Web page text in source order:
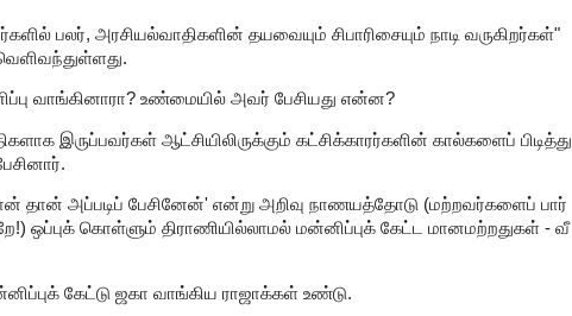
பலர், அரசியல்வாதிகளின் தயவையும் சிபாரிசையும் நாடி வருகிறர்கள்"
வாங்கினாரா? உண்மையில் அவர் பேசியது என்ன?
இருப்பவர்கள் ஆட்சியிலிருக்கும் கட்சிக்காரர்களின் கால்களைப் பிடித்து
தான் அப்படிப் பேசினேன்' என்று அறிவு நாணயத்தோடு (மற்றவர்களைப் பார்
ஒப்புக் கொள்ளும் திராணியில்லாமல் மன்னிப்புக் கேட்ட மானமற்றதுகள் - வீ
கேட்டு ஜகா வாங்கிய ராஜாக்கள் உண்டு.